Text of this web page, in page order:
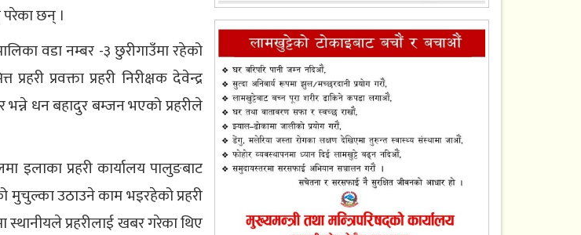
छन् ।
वडा नम्बर -३ छुरीगाउँमा रहेको
प्रवक्ता प्रहरी निरीक्षक देवेन्द्र
धन बहादुर बम्जन भएको प्रहरीले
इलाका प्रहरी कार्यालय पालुङबाट
मुचुल्का उठाउने काम भइरहेको प्रहरी
प्रहरीलाई खबर गरेका थिए